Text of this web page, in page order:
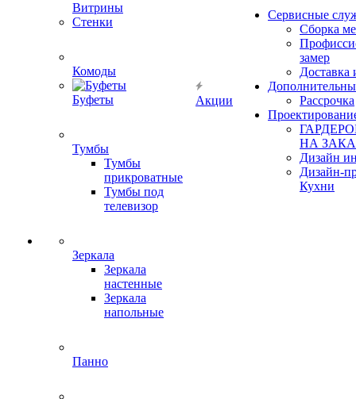
Витрины
Стенки
Комоды
Буфеты
Тумбы
Тумбы
прикроватные
Тумбы под
телевизор
Зеркала
Зеркала
настенные
Зеркала
напольные
Панно
Акции
Сервисные
Сборка
замер
Доставка
Рассрочка
НА
Дизайн
Дизайн-
Кухни